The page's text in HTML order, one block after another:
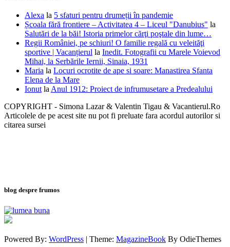
Alexa la 5 sfaturi pentru drumeții în pandemie
Școala fără frontiere – Activitatea 4 – Liceul "Danubius" la
Salutări de la băi! Istoria primelor cărţi poştale din lume…
Regii României, pe schiuri! O familie regală cu veleităţi
sportive | Vacanțierul la Inedit. Fotografii cu Marele Voievod
Mihai, la Serbările Iernii, Sinaia, 1931
Maria la Locuri ocrotite de ape si soare: Manastirea Sfanta
Elena de la Mare
Ionut la Anul 1912: Proiect de infrumusetare a Predealului
COPYRIGHT - Simona Lazar & Valentin Tigau & Vacantierul.Ro
Articolele de pe acest site nu pot fi preluate fara acordul autorilor si
citarea sursei
blog despre frumos
Powered By: WordPress | Theme: MagazineBook By OdieThemes